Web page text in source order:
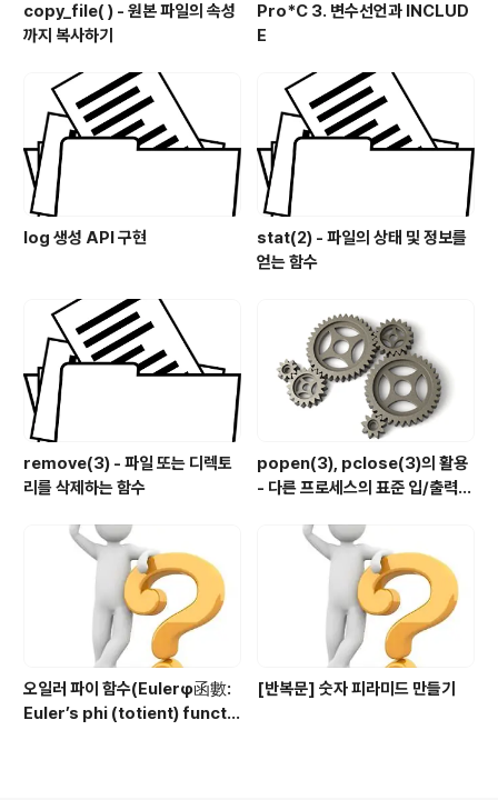
copy_file( ) - 원본 파일의 속성
까지 복사하기
Pro*C 3. 변수선언과 INCLUD
E
log 생성 API 구현
stat(2) - 파일의 상태 및 정보를
얻는 함수
remove(3) - 파일 또는 디렉토
리를 삭제하는 함수
popen(3), pclose(3)의 활용
- 다른 프로세스의 표준 입/출력
오일러 파이 함수(Eulerφ函數:
Euler’s phi (totient) functi
[반복문] 숫자 피라미드 만들기